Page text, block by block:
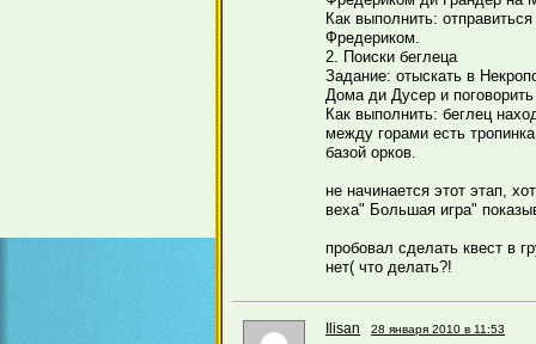
Как выполнить:
Фредериком.
2. Поиски беглеца
Задание: отыскать в
Дома ди Дусер и
Как выполнить: беглец
между горами есть
базой орков.
не начинается этот этап,
веха" Большая игра"
пробовал сделать квест в
нет( что делать?!
Ilisan 28 января 2010 в 11:53